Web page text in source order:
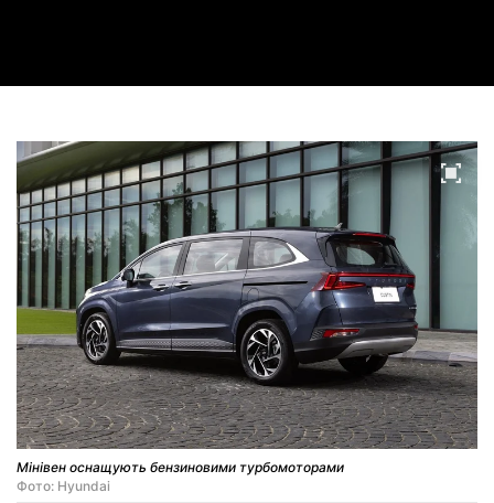
Мінівен оснащують бензиновими турбомоторами
Фото: Hyundai